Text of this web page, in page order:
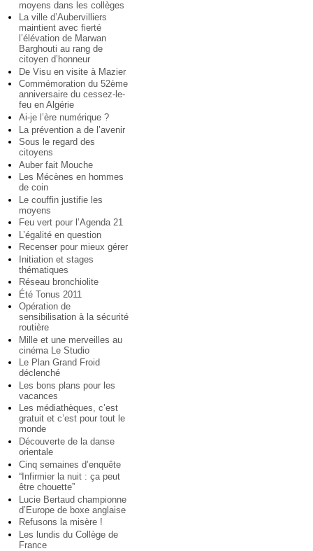
moyens dans les collèges
La ville d’Aubervilliers
maintient avec fierté
l’élévation de Marwan
Barghouti au rang de
citoyen d’honneur
De Visu en visite à Mazier
Commémoration du 52ème
anniversaire du cessez-le-
feu en Algérie
Ai-je l’ère numérique ?
La prévention a de l’avenir
Sous le regard des
citoyens
Auber fait Mouche
Les Mécènes en hommes
de coin
Le couffin justifie les
moyens
Feu vert pour l’Agenda 21
L’égalité en question
Recenser pour mieux gérer
Initiation et stages
thématiques
Réseau bronchiolite
Été Tonus 2011
Opération de
sensibilisation à la sécurité
routière
Mille et une merveilles au
cinéma Le Studio
Le Plan Grand Froid
déclenché
Les bons plans pour les
vacances
Les médiathèques, c’est
gratuit et c’est pour tout le
monde
Découverte de la danse
orientale
Cinq semaines d’enquête
“Infirmier la nuit : ça peut
être chouette”
Lucie Bertaud championne
d’Europe de boxe anglaise
Refusons la misère !
Les lundis du Collège de
France